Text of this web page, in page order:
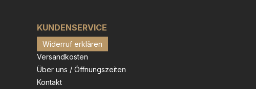
KUNDENSERVICE
Widerruf erklären
Versandkosten
Über uns / Öffnungszeiten
Kontakt